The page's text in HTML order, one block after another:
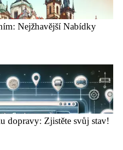
Nejžhavější Nabídky
dopravy: Zjistěte svůj stav!